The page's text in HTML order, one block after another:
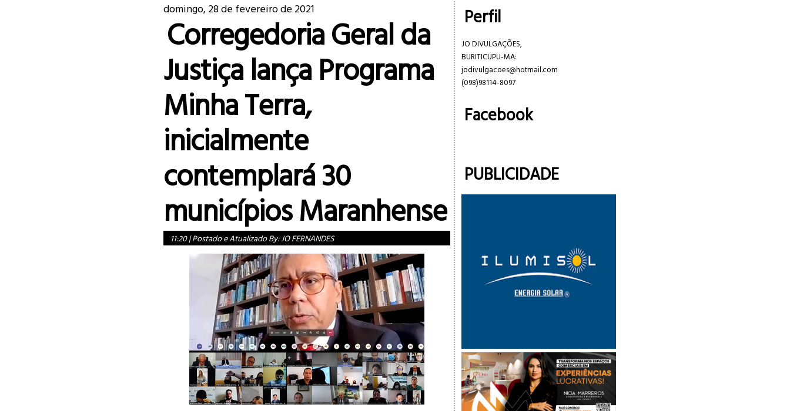
domingo, 28 de fevereiro de 2021
Corregedoria Geral da
Justiça lança Programa
Minha Terra,
inicialmente
contemplará 30
municípios Maranhense
11:20|Postado e Atualizado By:JO FERNANDES
Perfil
JO DIVULGAÇÕES,
BURITICUPU-MA:
jodivulgacoes@hotmail.com
(098)98114-8097
Facebook
PUBLICIDADE